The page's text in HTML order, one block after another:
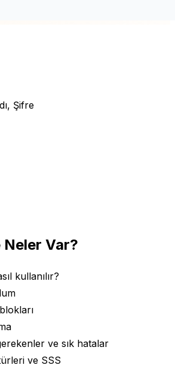
Şifre
Neler Var?
kullanılır?
ve sık hatalar
ve SSS